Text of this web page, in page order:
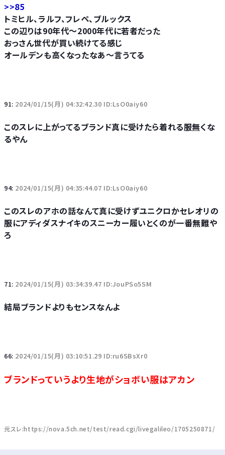
>>85
トミヒル、ラルフ、フレペ、ブルックス
この辺りは90年代～2000年代に若者だった
おっさん世代が買い続けてる感じ
オールデンも高くなったなあ～言うてる
91: 2024/01/15(月) 04:32:42.30 ID:LsO0aiy60
このスレに上がってるブランド真に受けたら着れる服無くな
るやん
94: 2024/01/15(月) 04:35:44.07 ID:LsO0aiy60
このスレのアホの話なんて真に受けずユニクロかセレオリの
服にアディダスナイキのスニーカー履いとくのが一番無難や
ろ
71: 2024/01/15(月) 03:34:39.47 ID:JouPSo5SM
結局ブランドよりもセンスなんよ
66: 2024/01/15(月) 03:10:51.29 ID:ru6SBsXr0
ブランドっていうより生地がショボい服はアカン
元スレ:https://nova.5ch.net/test/read.cgi/livegalileo/1705250871/